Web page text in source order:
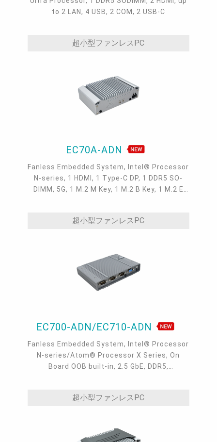
to 2 LAN, 4 USB, 2 COM, 2 USB-C
超小型ファンレスPC
EC70A-ADN
Fanless Embedded System, Intel® Processor
N-series, 1 HDMI, 1 Type-C DP, 1 DDR5 SO-
DIMM, 5G, 1 M.2 M Key, 1 M.2 B Key, 1 M.2 E
超小型ファンレスPC
EC700-ADN/EC710-ADN
Fanless Embedded System, Intel® Processor
N-series/Atom® Processor X Series, On
Board OOB built-in, 2.5 GbE, DDR5,
超小型ファンレスPC